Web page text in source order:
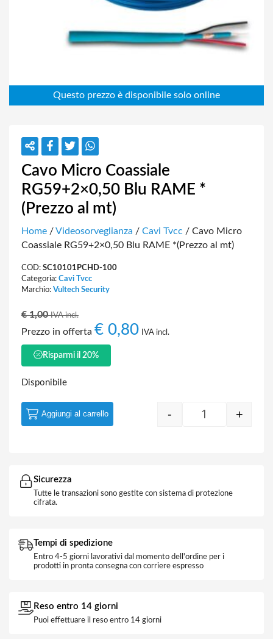
Cavo Micro Coassiale
RG59+2×0,50 Blu RAME *
(Prezzo al mt)
Home /Videosorveglianza / Cavi Tvcc / Cavo Micro
Coassiale RG59+2×0,50 Blu RAME *(Prezzo al mt)
COD: SC10101PCHD-100
Categoria: Cavi Tvcc
Marchio: Vultech Security
€1,00 IVA incl.
Prezzo in offerta € 0,80 IVA incl.
Risparmi il 20%
Disponibile
Quantity
- +
Aggiungi al carrello
Sicurezza
Tutte le transazioni sono gestite con sistema di protezione
cifrata.
Tempi di spedizione
Entro 4-5 giorni lavorativi dal momento dell'ordine per i
prodotti in pronta consegna con corriere espresso
Reso entro 14 giorni
Puoi effettuare il reso entro 14 giorni